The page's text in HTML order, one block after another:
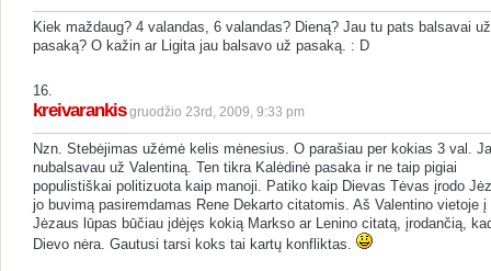
Kiek maždaug? 4 valandas, 6 valandas? Dieną? Jau tu pats balsavai už
pasaką? O kažin ar Ligita jau balsavo už pasaką. : D
16.
kreivarankis gruodžio 23rd, 2009, 9:33 pm
Nzn. Stebėjimas užėmė kelis mėnesius. O parašiau per kokias 3 val.
nubalsavau už Valentiną. Ten tikra Kalėdinė pasaka ir ne taip pigiai
populistiškai politizuota kaip manoji. Patiko kaip Dievas Tėvas įrodo
jo buvimą pasiremdamas Rene Dekarto citatomis. Aš Valentino vietoje į
Jėzaus lūpas būčiau įdėjęs kokią Markso ar Lenino citatą, įrodančią,
Dievo nėra. Gautusi tarsi koks tai kartų konfliktas.